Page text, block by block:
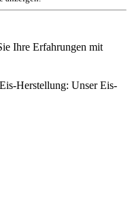
Ihre Erfahrungen mit
Herstellung: Unser Eis-